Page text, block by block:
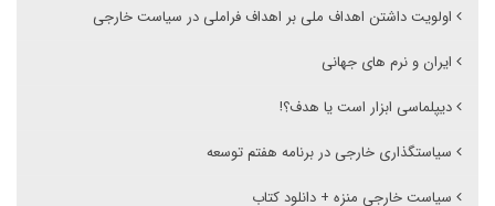
اولویت داشتن اهداف ملی بر اهداف فراملی در سیاست خارجی
ایران و نرم های جهانی
دیپلماسی ابزار است یا هدف؟!
سیاستگذاری خارجی در برنامه هفتم توسعه
سیاست خارجی منزه + دانلود کتاب